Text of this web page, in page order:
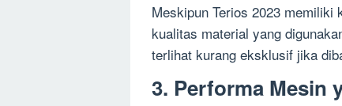
Meskipun Terios 2023 memiliki
kualitas material yang
terlihat kurang eksklusif jika
3. Performa Mesin